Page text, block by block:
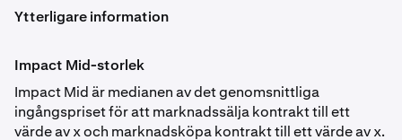
mekanismen finns under ”Perpetual Contract Funding
Rate Information” i nästa rullgardinsmeny.
Marginklassoch maximal hävstång per positionsstorlek
beskrivs i Derivatives Margin Schedule & Maximum
Leverage
betalning mellan handlare som syftar till att hålla
underliggande tillgången.
Om finansieringsräntan är positiv betalar långa
positioner korta positioner; om den är negativ betalar
korta positioner långa positioner.
FF_ETHUSD
Veckovis, månadsvis, kvartalsvis, halvårsvis
Ytterligare information
Impact Mid-storlek
Impact Mid är medianen av det genomsnittliga
ingångspriset för att marknadssälja kontrakt till ett
värde av x och marknadsköpa kontrakt till ett värde av x.